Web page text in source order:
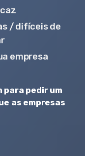
/ difíceis de
empresa
para pedir um
as empresas